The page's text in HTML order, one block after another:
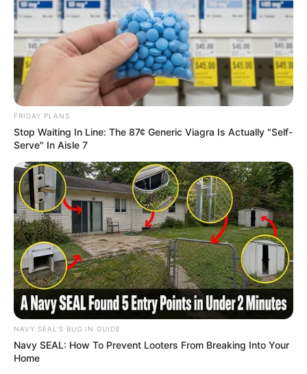
Deixe um Comentário
FRIDAY PLANS
Stop Waiting In Line: The 87¢ Generic Viagra Is Actually "Self-
Serve" In Aisle 7
NAVY SEAL'S BUG IN GUIDE
Navy SEAL: How To Prevent Looters From Breaking Into Your
Home